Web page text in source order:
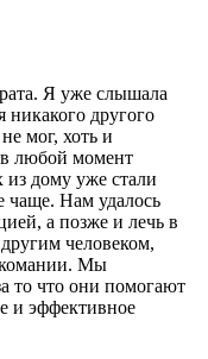
Я уже слышала
никакого другого
мог, хоть и
в любой момент
из дому уже стали
чаще. Нам удалось
а позже и лечь в
человеком,
Мы
то что они помогают
и эффективное